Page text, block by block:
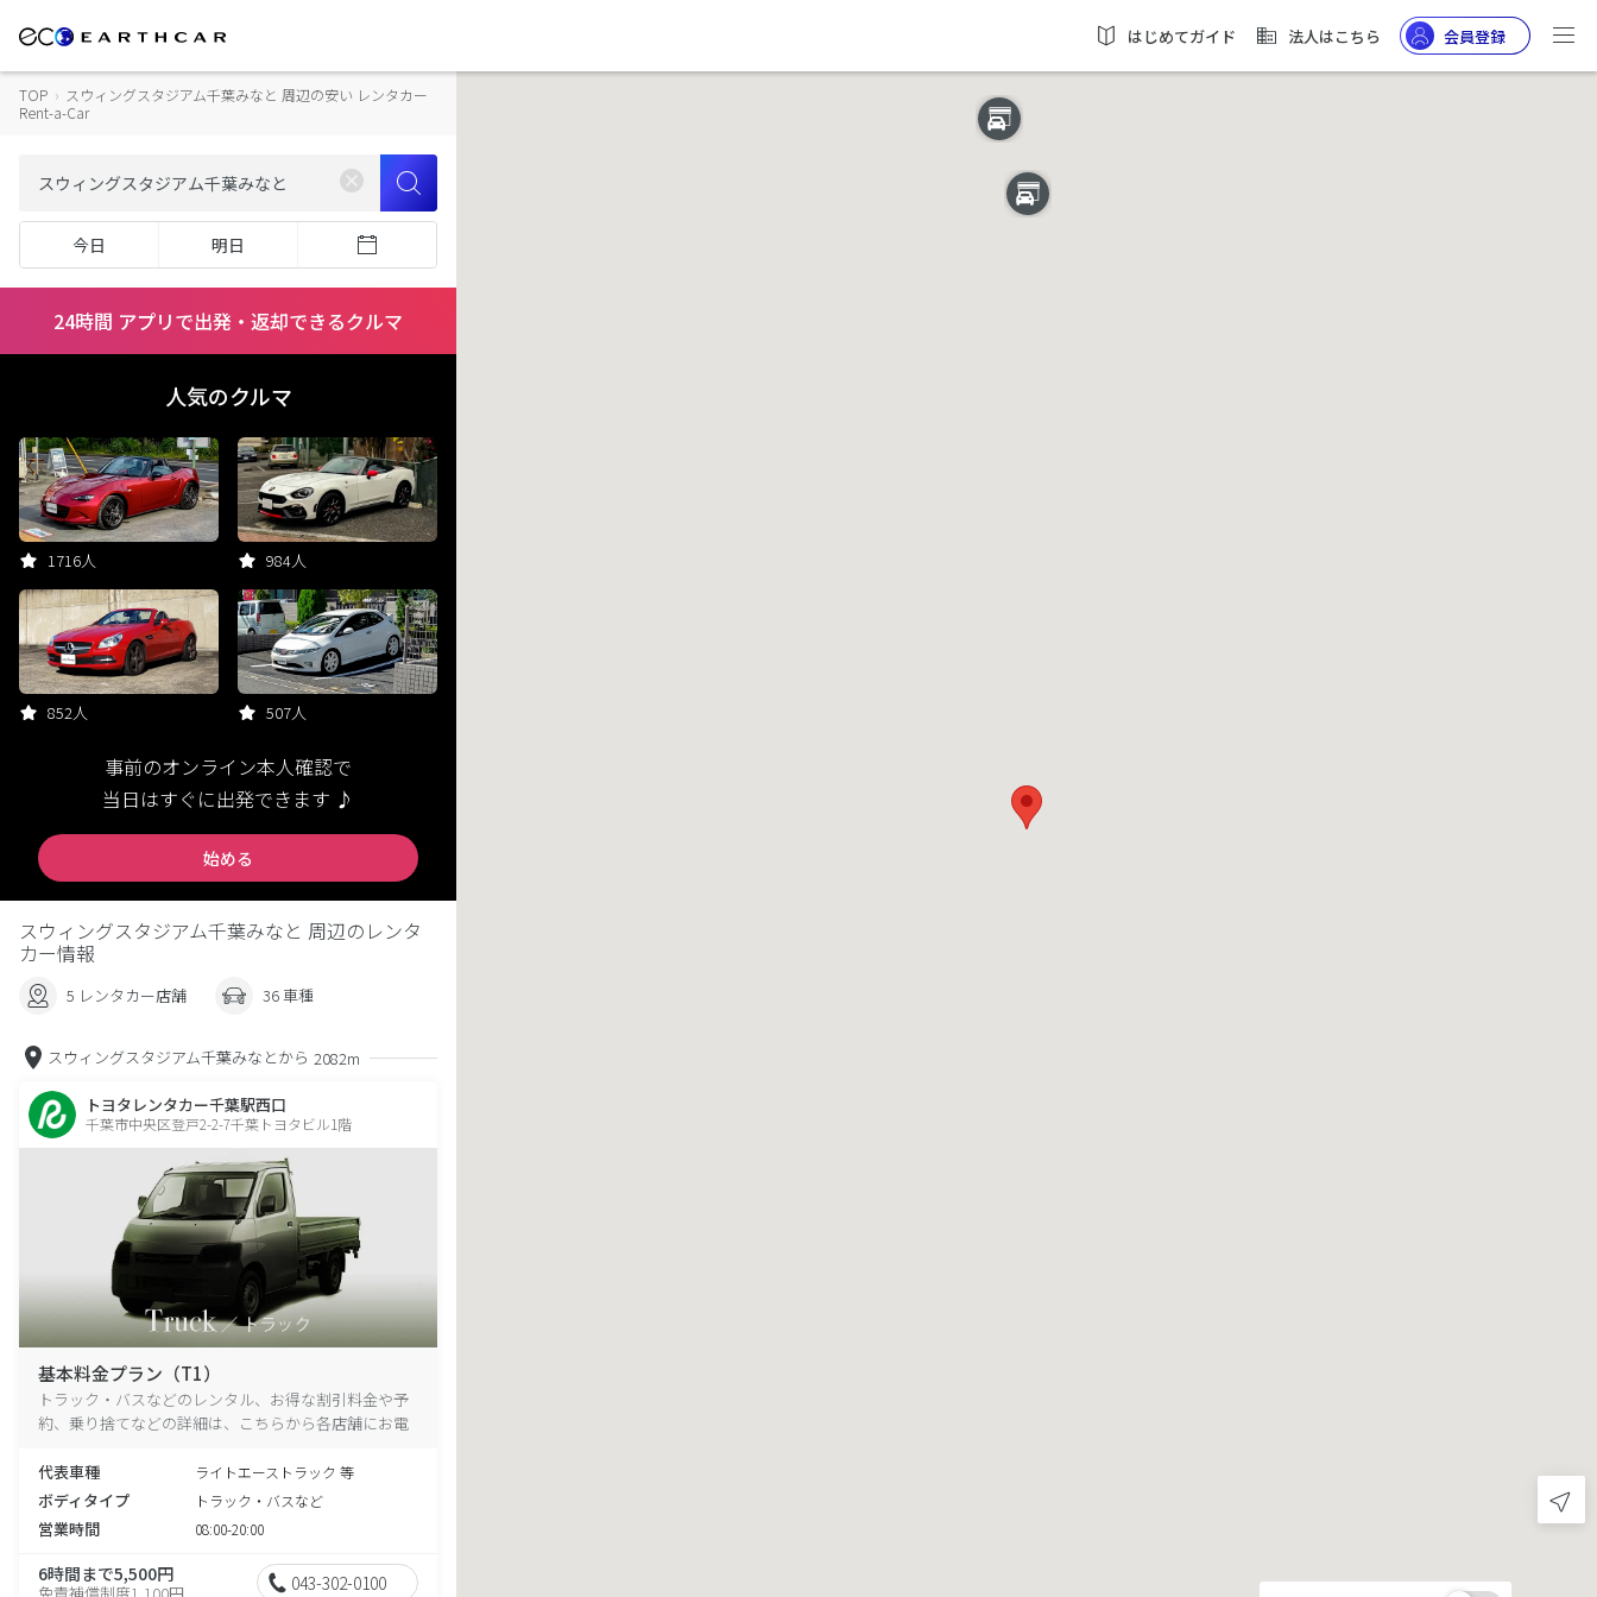
はじめてガイド 法人はこちら 会員登録
TOP › スウィングスタジアム千葉みなと 周辺の安い レンタカー
Rent-a-Car
今日 明日
24時間 アプリで出発・返却できるクルマ
人気のクルマ
1716人 984人
852人 507人
事前のオンライン本人確認で
当日はすぐに出発できます ♪
始める
スウィングスタジアム千葉みなと 周辺のレンタ
カー情報
5 レンタカー店舗 36 車種
スウィングスタジアム千葉みなとから 2082m
トヨタレンタカー千葉駅西口
千葉市中央区登戸2-2-7千葉トヨタビル1階
基本料金プラン（T1）
トラック・バスなどのレンタル、お得な割引料金や予
約、乗り捨てなどの詳細は、こちらから各店舗にお電
代表車種
ライトエーストラック 等
ボディタイプ トラック・バスなど
営業時間 08:00-20:00
6時間まで5,500円
免責補償制度1,100円 043-302-0100